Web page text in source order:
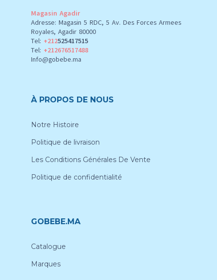
Magasin Agadir
Adresse: Magasin 5 RDC, 5 Av. Des Forces Armees
Royales, Agadir 80000
Tel: +212525417515
Tel: +212676517488
Info@gobebe.ma
À PROPOS DE NOUS
Notre Histoire
Politique de livraison
Les Conditions Générales De Vente
Politique de confidentialité
GOBEBE.MA
Catalogue
Marques